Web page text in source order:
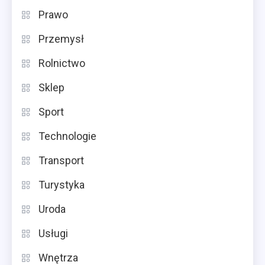
Prawo
Przemysł
Rolnictwo
Sklep
Sport
Technologie
Transport
Turystyka
Uroda
Usługi
Wnętrza